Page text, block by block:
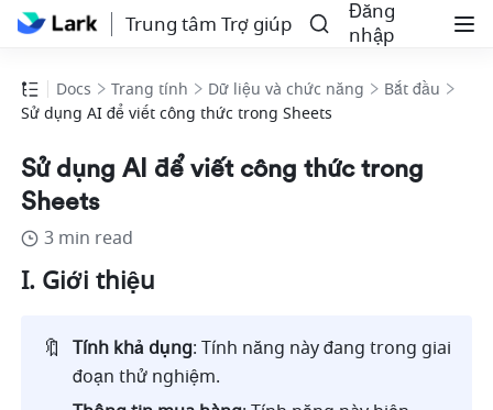
Trung tâm Trợ giúp
Đăng
nhập
Docs Trang tính Dữ liệu và chức năng
Bắt đầu
Sử dụng AI để viết công thức trong Sheets
Sử dụng AI để viết công thức trong
Sheets
3 min read
I. Giới thiệu
🔖 Tính khả dụng: Tính năng này đang trong giai
đoạn thử nghiệm.